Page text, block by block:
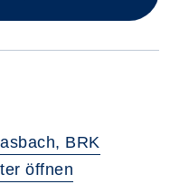
BRK
öffnen